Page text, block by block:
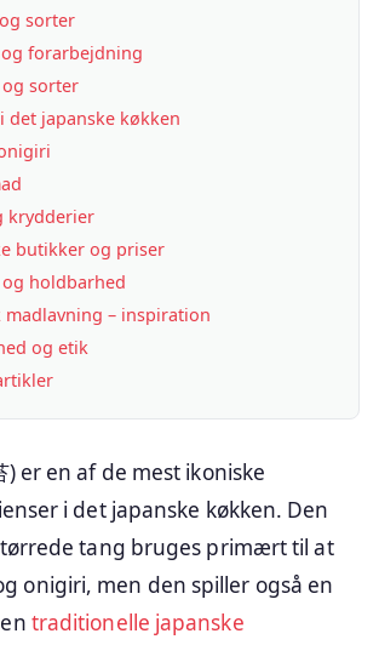
sorter
forarbejdning
sorter
det japanske køkken
krydderier
butikker og priser
holdbarhed
madlavning – inspiration
og etik
i det japanske køkken. Den
tang bruges primært til at
onigiri, men den spiller også en
traditionelle japanske